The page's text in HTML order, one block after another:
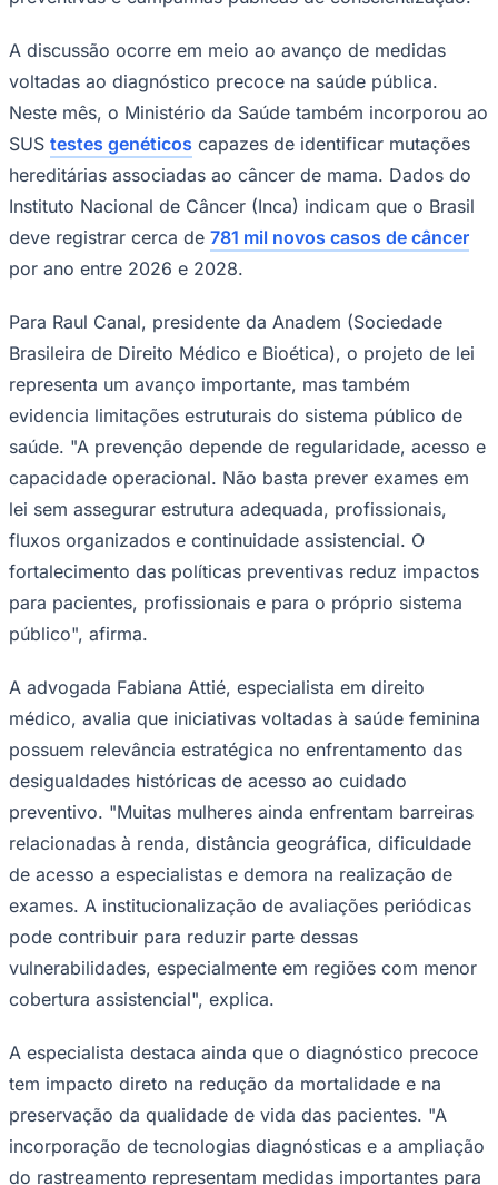
Corinthians
Palmeiras
A discussão ocorre em meio ao avanço de medidas
voltadas ao diagnóstico precoce na saúde pública.
Neste mês, o Ministério da Saúde também incorporou ao
SUS testes genéticos capazes de identificar mutações
hereditárias associadas ao câncer de mama. Dados do
Instituto Nacional de Câncer (Inca) indicam que o Brasil
deve registrar cerca de 781 mil novos casos de câncer
por ano entre 2026 e 2028.
Para Raul Canal, presidente da Anadem (Sociedade
Brasileira de Direito Médico e Bioética), o projeto de lei
representa um avanço importante, mas também
evidencia limitações estruturais do sistema público de
saúde. "A prevenção depende de regularidade, acesso e
capacidade operacional. Não basta prever exames em
lei sem assegurar estrutura adequada, profissionais,
fluxos organizados e continuidade assistencial. O
fortalecimento das políticas preventivas reduz impactos
para pacientes, profissionais e para o próprio sistema
público", afirma.
A advogada Fabiana Attié, especialista em direito
médico, avalia que iniciativas voltadas à saúde feminina
possuem relevância estratégica no enfrentamento das
desigualdades históricas de acesso ao cuidado
preventivo. "Muitas mulheres ainda enfrentam barreiras
relacionadas à renda, distância geográfica, dificuldade
de acesso a especialistas e demora na realização de
exames. A institucionalização de avaliações periódicas
pode contribuir para reduzir parte dessas
vulnerabilidades, especialmente em regiões com menor
cobertura assistencial", explica.
A especialista destaca ainda que o diagnóstico precoce
tem impacto direto na redução da mortalidade e na
preservação da qualidade de vida das pacientes. "A
incorporação de tecnologias diagnósticas e a ampliação
do rastreamento representam medidas importantes para